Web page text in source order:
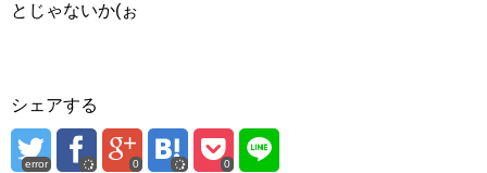
とじゃないか(ぉ
シェアする
error 0 0